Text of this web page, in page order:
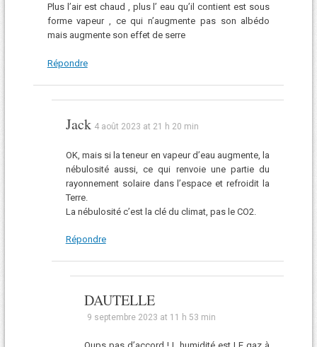
Plus l’air est chaud , plus l’ eau qu’il contient est sous
forme vapeur , ce qui n’augmente pas son albédo
mais augmente son effet de serre
Répondre
Jack 4 août 2023 at 21 h 20 min
OK, mais si la teneur en vapeur d’eau augmente, la
nébulosité aussi, ce qui renvoie une partie du
rayonnement solaire dans l’espace et refroidit la
Terre.
La nébulosité c’est la clé du climat, pas le CO2.
Répondre
DAUTELLE
9 septembre 2023 at 11 h 53 min